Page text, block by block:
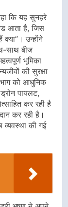
कि यह सुनहरे
आता है, जिस
उन्होंने
साथ बीज
भूमिका
की सुरक्षा
को आधुनिक
पायलट,
कर रही है
कर रही है।
व्यवस्था की गई